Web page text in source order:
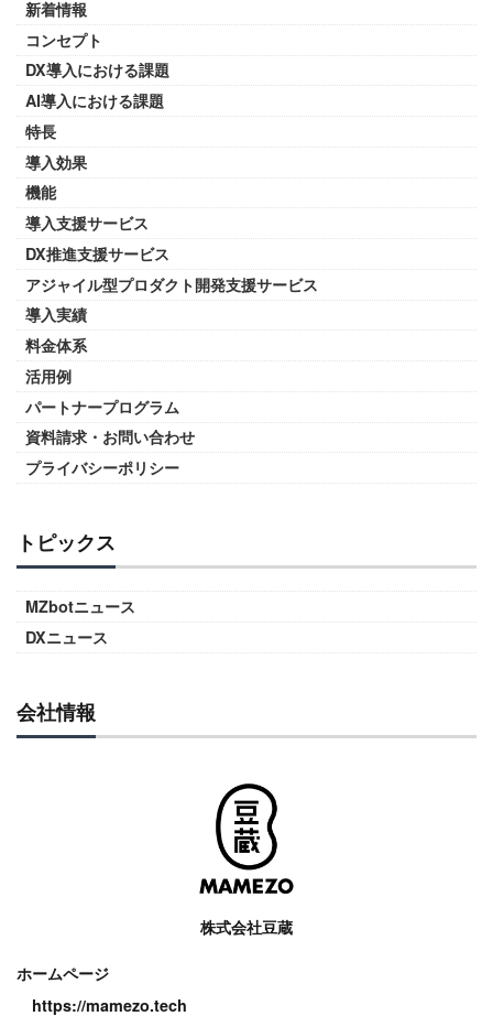
新着情報
コンセプト
DX導入における課題
AI導入における課題
特長
導入効果
機能
導入支援サービス
DX推進支援サービス
アジャイル型プロダクト開発支援サービス
導入実績
料金体系
活用例
パートナープログラム
資料請求・お問い合わせ
プライバシーポリシー
トピックス
MZbotニュース
DXニュース
会社情報
株式会社豆蔵
ホームページ
https://mamezo.tech